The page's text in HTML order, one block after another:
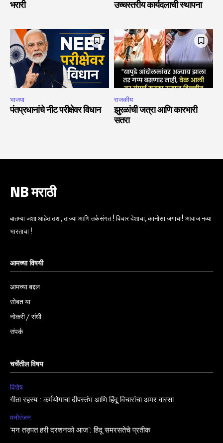
भरारी
उच्चस्तरीय कार्यदलाची स्थापना
भाजपा
पंतप्रधानांचे नीट परीक्षेवर विधान
राजकीय
झुरळांची जत्रा आणि कारभारी
सतरा
NB मराठी
बातम्या जशा आहेत तशा, ताज्या आणि तर्कसंगत ! विचार देशाचा, कानोसा जगाचा! आवाज नव्या
भारताचा !
आमच्या विषयी
आमच्या बद्दल
सोबत या
नोकरी / संधी
संपर्क
चर्चेतील विषय
विशेष
गीता रहस्य : कर्मयोगाचा दीपस्तंभ आणि हिंदू विचारांचा अमर वारसा
मनोरंजन
‘मन तड़पत हरी दरशनको आज’: हिंदू समरसतेचे प्रतीक